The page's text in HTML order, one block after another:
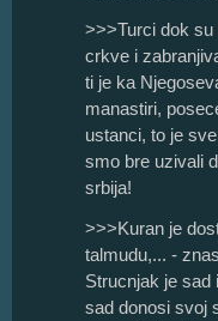
>>>Turci dok
crkve i
ti je ka
manastiri,
ustanci, to je
smo bre uzivali
srbija!
>>>Kuran je
talmudu,... -
Strucnjak je sad
sad donosi svoj